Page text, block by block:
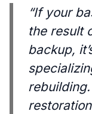
“If your
the result
backup,